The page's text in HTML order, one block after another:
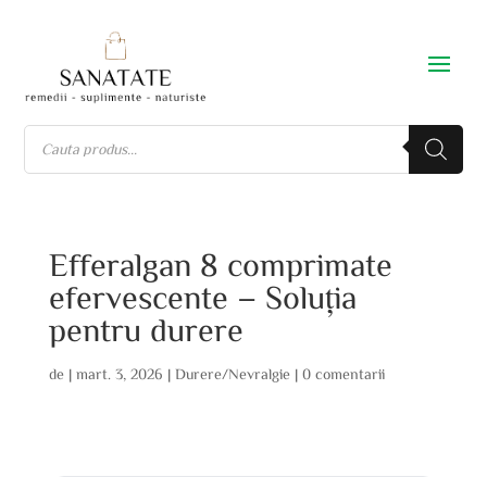
Efferalgan 8 comprimate
efervescente – Soluția
pentru durere
de | mart. 3, 2026 | Durere/Nevralgie| 0 comentarii